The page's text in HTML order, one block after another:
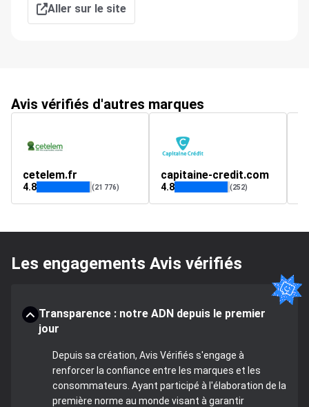
Aller sur le site
Avis vérifiés d'autres marques
cetelem.fr
4.8 (21 776)
capitaine-credit.com
4.8 (252)
Les engagements Avis vérifiés
Transparence : notre ADN depuis le premier
jour
Depuis sa création, Avis Vérifiés s'engage à
renforcer la confiance entre les marques et les
consommateurs. Ayant participé à l'élaboration de la
première norme au monde visant à garantir